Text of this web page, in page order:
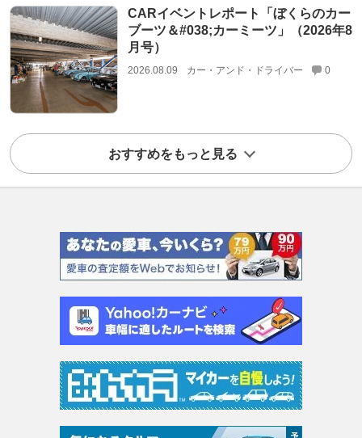
CARイベントレポート「ぼくらのカー
ブーツ＆#038;カーミーツ」（2026年8
月号）
2026.08.09 カー・アンド・ドライバー 0
おすすめをもっと見る